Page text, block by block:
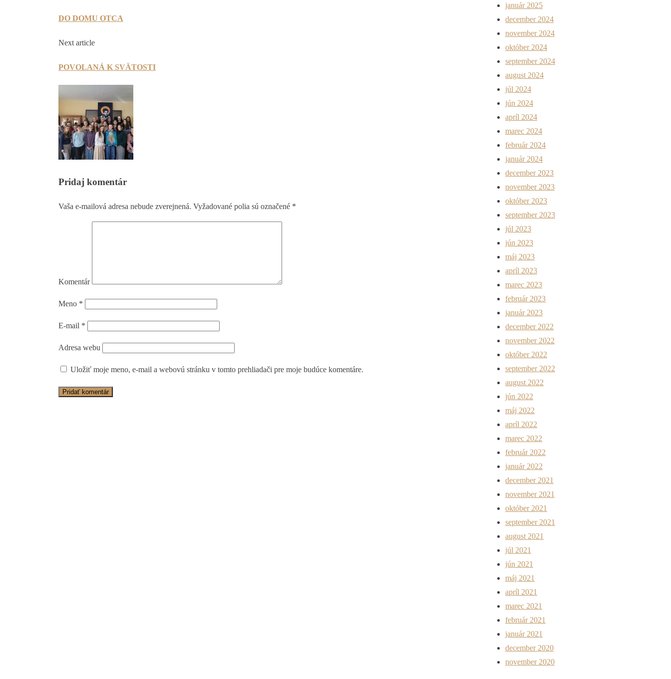
DO DOMU OTCA
Next article
POVOLANÁ K SVÄTOSTI
Pridaj komentár
Vaša e-mailová adresa nebude zverejnená. Vyžadované polia sú označené *
Komentár
Meno *
E-mail *
Adresa webu
Uložiť moje meno, e-mail a webovú stránku v tomto prehliadači pre moje budúce komentáre.
január 2025
december 2024
november 2024
október 2024
september 2024
august 2024
júl 2024
jún 2024
apríl 2024
marec 2024
február 2024
január 2024
december 2023
november 2023
október 2023
september 2023
júl 2023
jún 2023
máj 2023
apríl 2023
marec 2023
február 2023
január 2023
december 2022
november 2022
október 2022
september 2022
august 2022
jún 2022
máj 2022
apríl 2022
marec 2022
február 2022
január 2022
december 2021
november 2021
október 2021
september 2021
august 2021
júl 2021
jún 2021
máj 2021
apríl 2021
marec 2021
február 2021
január 2021
december 2020
november 2020